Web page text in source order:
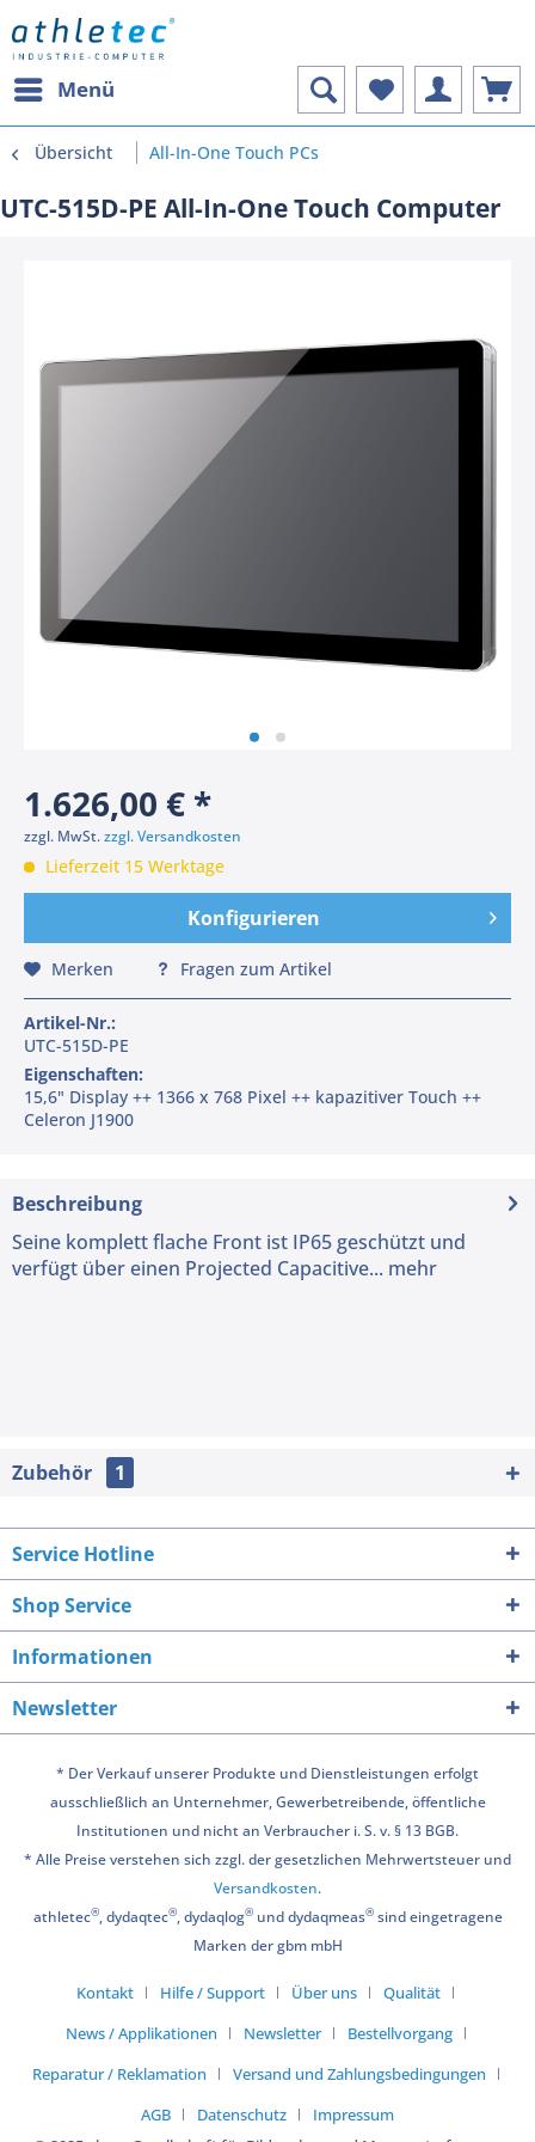
Menü
Übersicht All-In-One Touch PCs
UTC-515D-PE All-In-One Touch Computer
1.626,00 € *
zzgl. MwSt.zzgl. Versandkosten
Lieferzeit 15 Werktage
Konfigurieren
Merken Fragen zum Artikel
Artikel-Nr.:
UTC-515D-PE
Eigenschaften:
15,6" Display ++ 1366 x 768 Pixel ++ kapazitiver Touch ++
Celeron J1900
Beschreibung
Seine komplett flache Front ist IP65 geschützt und
verfügt über einen Projected Capacitive... mehr
Zubehör 1
Service Hotline
Shop Service
Informationen
Newsletter
* Der Verkauf unserer Produkte und Dienstleistungen erfolgt
ausschließlich an Unternehmer, Gewerbetreibende, öffentliche
Institutionen und nicht an Verbraucher i. S. v. § 13 BGB.
* Alle Preise verstehen sich zzgl. der gesetzlichen Mehrwertsteuer und
Versandkosten.
athletec®, dydaqtec®, dydaqlog®und dydaqmeas®sind eingetragene
Marken der gbm mbH
Kontakt Hilfe / Support Über uns
Qualität
News / Applikationen
Newsletter
Bestellvorgang
Reparatur / Reklamation
Versand und Zahlungsbedingungen
AGB
Datenschutz
Impressum